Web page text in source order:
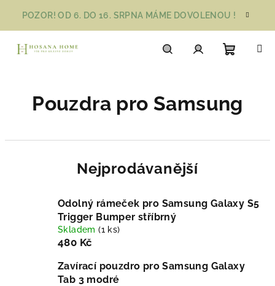
obsah
POZOR! OD 6. DO 16. SRPNA MÁME DOVOLENOU !
košík
Pouzdra pro Samsung
Nejprodávanější
Odolný rámeček pro Samsung Galaxy S5
Trigger Bumper stříbrný
Skladem(1 ks)
480 Kč
Zavírací pouzdro pro Samsung Galaxy
Tab 3 modré